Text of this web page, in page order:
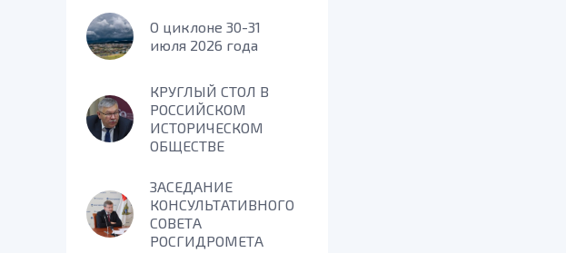
О циклоне 30-31
июля 2026 года
КРУГЛЫЙ СТОЛ В
РОССИЙСКОМ
ИСТОРИЧЕСКОМ
ОБЩЕСТВЕ
ЗАСЕДАНИЕ
КОНСУЛЬТАТИВНОГО
СОВЕТА
РОСГИДРОМЕТА